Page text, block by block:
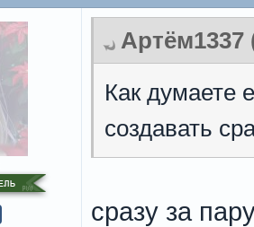
Артём1337
Как думаете
создавать
сразу за